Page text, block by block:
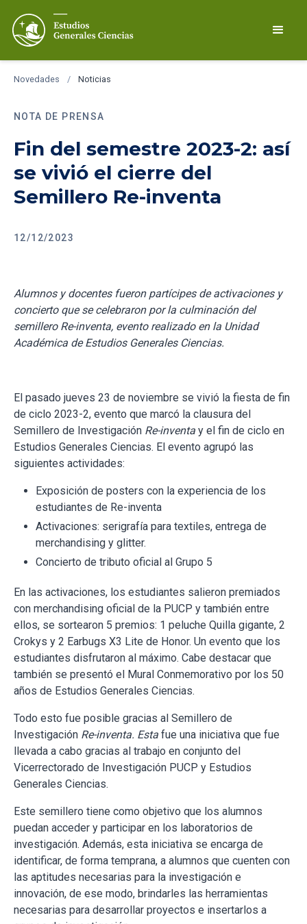
Novedades / Noticias
NOTA DE PRENSA
Fin del semestre 2023-2: así
se vivió el cierre del
Semillero Re-inventa
12/12/2023
Alumnos y docentes fueron partícipes de activaciones y
concierto que se celebraron por la culminación del
semillero Re-inventa, evento realizado en la Unidad
Académica de Estudios Generales Ciencias.
El pasado jueves 23 de noviembre se vivió la fiesta de fin
de ciclo 2023-2, evento que marcó la clausura del
Semillero de Investigación Re-inventa y el fin de ciclo en
Estudios Generales Ciencias. El evento agrupó las
siguientes actividades:
Exposición de posters con la experiencia de los
estudiantes de Re-inventa
Activaciones: serigrafía para textiles, entrega de
merchandising y glitter.
Concierto de tributo oficial al Grupo 5
En las activaciones, los estudiantes salieron premiados
con merchandising oficial de la PUCP y también entre
ellos, se sortearon 5 premios: 1 peluche Quilla gigante, 2
Crokys y 2 Earbugs X3 Lite de Honor. Un evento que los
estudiantes disfrutaron al máximo. Cabe destacar que
también se presentó el Mural Conmemorativo por los 50
años de Estudios Generales Ciencias.
Todo esto fue posible gracias al Semillero de
Investigación Re-inventa. Esta fue una iniciativa que fue
llevada a cabo gracias al trabajo en conjunto del
Vicerrectorado de Investigación PUCP y Estudios
Generales Ciencias.
Este semillero tiene como objetivo que los alumnos
puedan acceder y participar en los laboratorios de
investigación. Además, esta iniciativa se encarga de
identificar, de forma temprana, a alumnos que cuenten con
las aptitudes necesarias para la investigación e
innovación, de ese modo, brindarles las herramientas
necesarias para desarrollar proyectos e insertarlos a